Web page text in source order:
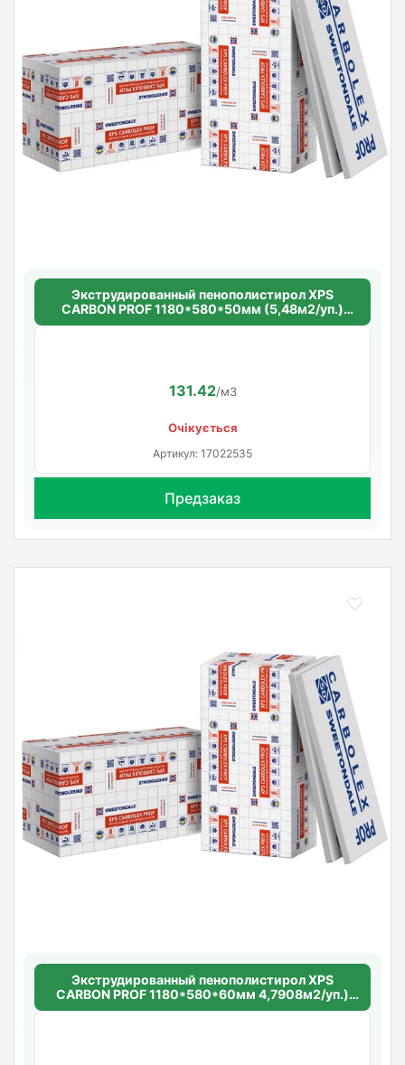
Экструдированный пенополистирол XPS
CARBON PROF 1180*580*50мм (5,48м2/уп.)
(8шт/уп.)
131.42/м3
Очікується
Артикул: 17022535
Предзаказ
Экструдированный пенополистирол XPS
CARBON PROF 1180*580*60мм 4,7908м2/уп.)
(7шт/уп.)